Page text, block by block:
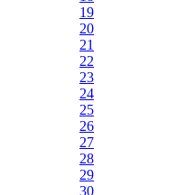
19
20
21
22
23
24
25
26
27
28
29
30